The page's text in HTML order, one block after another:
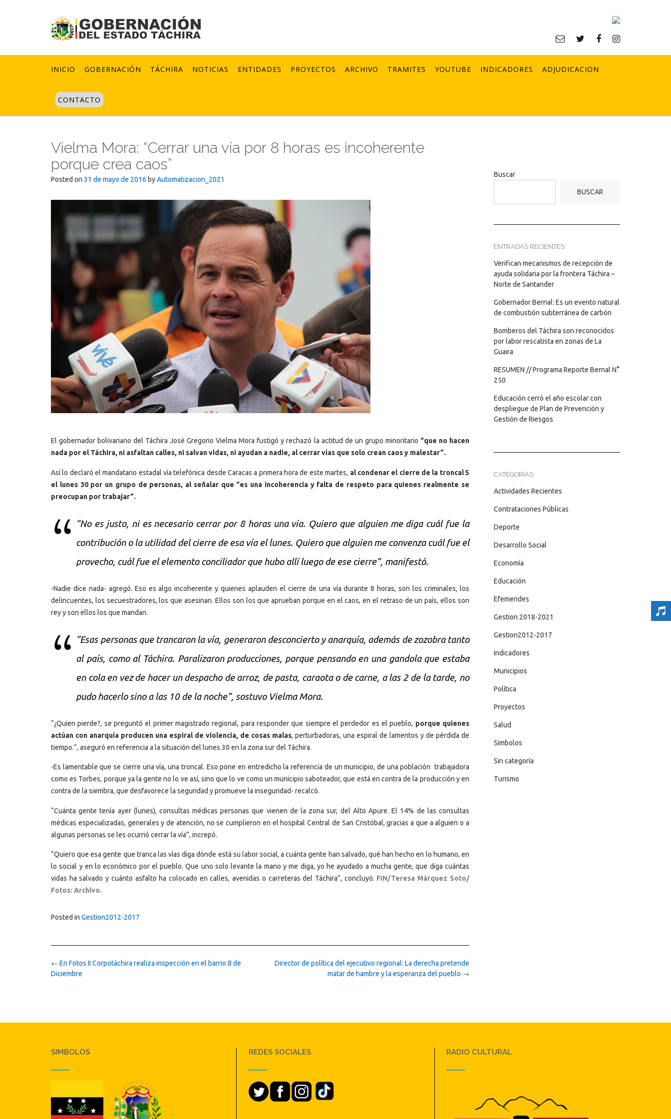
INICIO GOBERNACIÓN TÁCHIRA NOTICIAS ENTIDADES PROYECTOS ARCHIVO TRAMITES YOUTUBE INDICADORES ADJUDICACION
CONTACTO
Vielma Mora: “Cerrar una vía por 8 horas es incoherente
porque crea caos”
Posted on 31 de mayo de 2016 byAutomatizacion_2021
El gobernador bolivariano del Táchira José Gregorio Vielma Mora fustigó y rechazó la actitud de un grupo minoritario “que no hacen
nada por el Táchira, ni asfaltan calles, ni salvan vidas, ni ayudan a nadie, al cerrar vías que solo crean caos y malestar”.
Así lo declaró el mandatario estadal vía telefónica desde Caracas a primera hora de este martes, al condenar el cierre de la troncal 5
el lunes 30 por un grupo de personas, al señalar que “es una incoherencia y falta de respeto para quienes realmente se
preocupan por trabajar”.
“No es justo, ni es necesario cerrar por 8 horas una vía. Quiero que alguien me diga cuál fue la
contribución o la utilidad del cierre de esa vía el lunes. Quiero que alguien me convenza cuál fue el
provecho, cuál fue el elemento conciliador que hubo allí luego de ese cierre”, manifestó.
-Nadie dice nada- agregó. Eso es algo incoherente y quienes aplauden el cierre de una vía durante 8 horas, son los criminales, los
delincuentes, los secuestradores, los que asesinan. Ellos son los que aprueban porque en el caos, en el retraso de un país, ellos son
rey y son ellos los que mandan.
“Esas personas que trancaron la vía, generaron desconcierto y anarquía, además de zozobra tanto
al país, como al Táchira. Paralizaron producciones, porque pensando en una gandola que estaba
en cola en vez de hacer un despacho de arroz, de pasta, caraota o de carne, a las 2 de la tarde, no
pudo hacerlo sino a las 10 de la noche”, sostuvo Vielma Mora.
“¿Quien pierde?, se preguntó el primer magistrado regional, para responder que siempre el perdedor es el pueblo, porque quienes
actúan con anarquía producen una espiral de violencia, de cosas malas, perturbadoras, una espiral de lamentos y de pérdida de
tiempo.”, aseguró en referencia a la situación del lunes 30 en la zona sur del Táchira.
-Es lamentable que se cierre una vía, una troncal. Eso pone en entredicho la referencia de un municipio, de una población trabajadora
como es Torbes, porque ya la gente no lo ve así, sino que lo ve como un municipio saboteador, que está en contra de la producción y en
contra de la siembra, que desfavorece la seguridad y promueve la inseguridad- recalcó.
“Cuánta gente tenía ayer (lunes), consultas médicas personas que vienen de la zona sur, del Alto Apure. El 14% de las consultas
médicas especializadas, generales y de atención, no se cumplieron en el hospital Central de San Cristóbal, gracias a que a alguien o a
algunas personas se les ocurrió cerrar la vía”, increpó.
“Quiero que esa gente que tranca las vías diga dónde está su labor social, a cuánta gente han salvado, qué han hecho en lo humano, en
lo social y en lo económico por el pueblo. Que uno solo levante la mano y me diga, yo he ayudado a mucha gente, que diga cuántas
vidas ha salvado y cuánto asfalto ha colocado en calles, avenidas o carreteras del Táchira”, concluyó. FIN/Teresa Márquez Soto/
Fotos: Archivo.
Posted in Gestion2012-2017
Post
navigation
Director de política del ejecutivo regional: La derecha pretende
matar de hambre y la esperanza del pueblo →
← En Fotos II Corpotáchira realiza inspección en el barrio 8 de
Diciembre
Buscar
BUSCAR
ENTRADAS RECIENTES
Verifican mecanismos de recepción de
ayuda solidaria por la frontera Táchira –
Norte de Santander
Gobernador Bernal: Es un evento natural
de combustión subterránea de carbón
Bomberos del Táchira son reconocidos
por labor rescatista en zonas de La
Guaira
RESUMEN // Programa Reporte Bernal N°
250
Educación cerró el año escolar con
despliegue de Plan de Prevención y
Gestión de Riesgos
CATEGORÍAS
Actividades Recientes
Contrataciones Públicas
Deporte
Desarrollo Social
Economía
Educación
Efemerides
Gestion 2018-2021
Gestion2012-2017
Indicadores
Municipios
Política
Proyectos
Salud
Simbolos
Sin categoría
Turismo
SIMBOLOS REDES SOCIALES RADIO CULTURAL